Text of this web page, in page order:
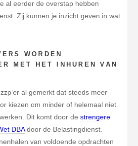
al eerder de overstap hebben
Zij kunnen je inzicht geven in wat
WORDEN
MET HET INHUREN VAN
al gemerkt dat steeds meer
kiezen om minder of helemaal niet
Dit komt door destrengere
DBAdoor de Belastingdienst.
van voldoende opdrachten